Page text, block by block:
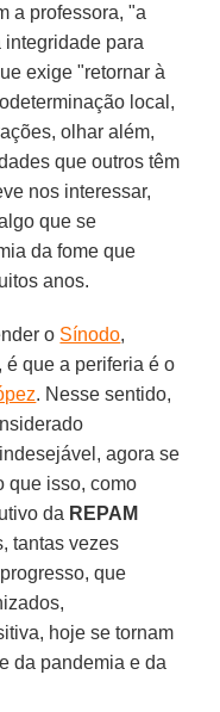
a professora, "a
integridade para
exige "retornar à
local,
olhar além,
que outros têm
nos interessar,
que se
da fome que
anos.
o Sínodo,
, é que a periferia é o
. Nesse sentido,
agora se
que isso, como
da REPAM
tantas vezes
que
hoje se tornam
da pandemia e da